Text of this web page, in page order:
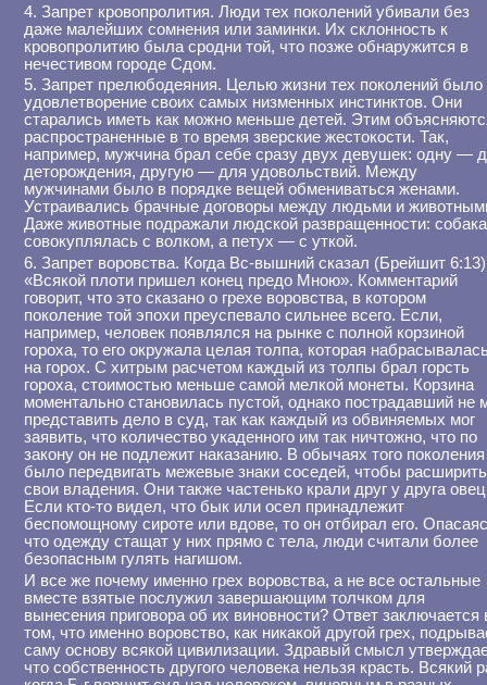
4. Запрет кровопролития. Люди тех поколений убивали без
даже малейших сомнения или заминки. Их склонность к
кровопролитию была сродни той, что позже обнаружится в
нечестивом городе Сдом.
5. Запрет прелюбодеяния. Целью жизни тех поколений было
удовлетворение своих самых низменных инстинктов. Они
старались иметь как можно меньше детей. Этим
распространенные в то время зверские жестокости. Так,
например, мужчина брал себе сразу двух девушек: одну —
деторождения, другую — для удовольствий. Между
мужчинами было в порядке вещей обмениваться женами.
Устраивались брачные договоры между людьми и
Даже животные подражали людской развращенности: собака
совокуплялась с волком, а петух — с уткой.
6. Запрет воровства. Когда Вс-вышний сказал (Брейшит
«Всякой плоти пришел конец предо Мною». Комментарий
говорит, что это сказано о грехе воровства, в котором
поколение той эпохи преуспевало сильнее всего. Если,
например, человек появлялся на рынке с полной корзиной
гороха, то его окружала целая толпа, которая
на горох. С хитрым расчетом каждый из толпы брал горсть
гороха, стоимостью меньше самой мелкой монеты. Корзина
моментально становилась пустой, однако пострадавший не
представить дело в суд, так как каждый из обвиняемых мог
заявить, что количество укаденного им так ничтожно, что по
закону он не подлежит наказанию. В обычаях того поколения
было передвигать межевые знаки соседей, чтобы расширить
свои владения. Они также частенько крали друг у друга
Если кто-то видел, что бык или осел принадлежит
беспомощному сироте или вдове, то он отбирал его.
что одежду стащат у них прямо с тела, люди считали более
безопасным гулять нагишом.
И все же почему именно грех воровства, а не все остальные
вместе взятые послужил завершающим толчком для
вынесения приговора об их виновности? Ответ заключается
том, что именно воровство, как никакой другой грех,
саму основу всякой цивилизации. Здравый смысл
что собственность другого человека нельзя красть. Всякий